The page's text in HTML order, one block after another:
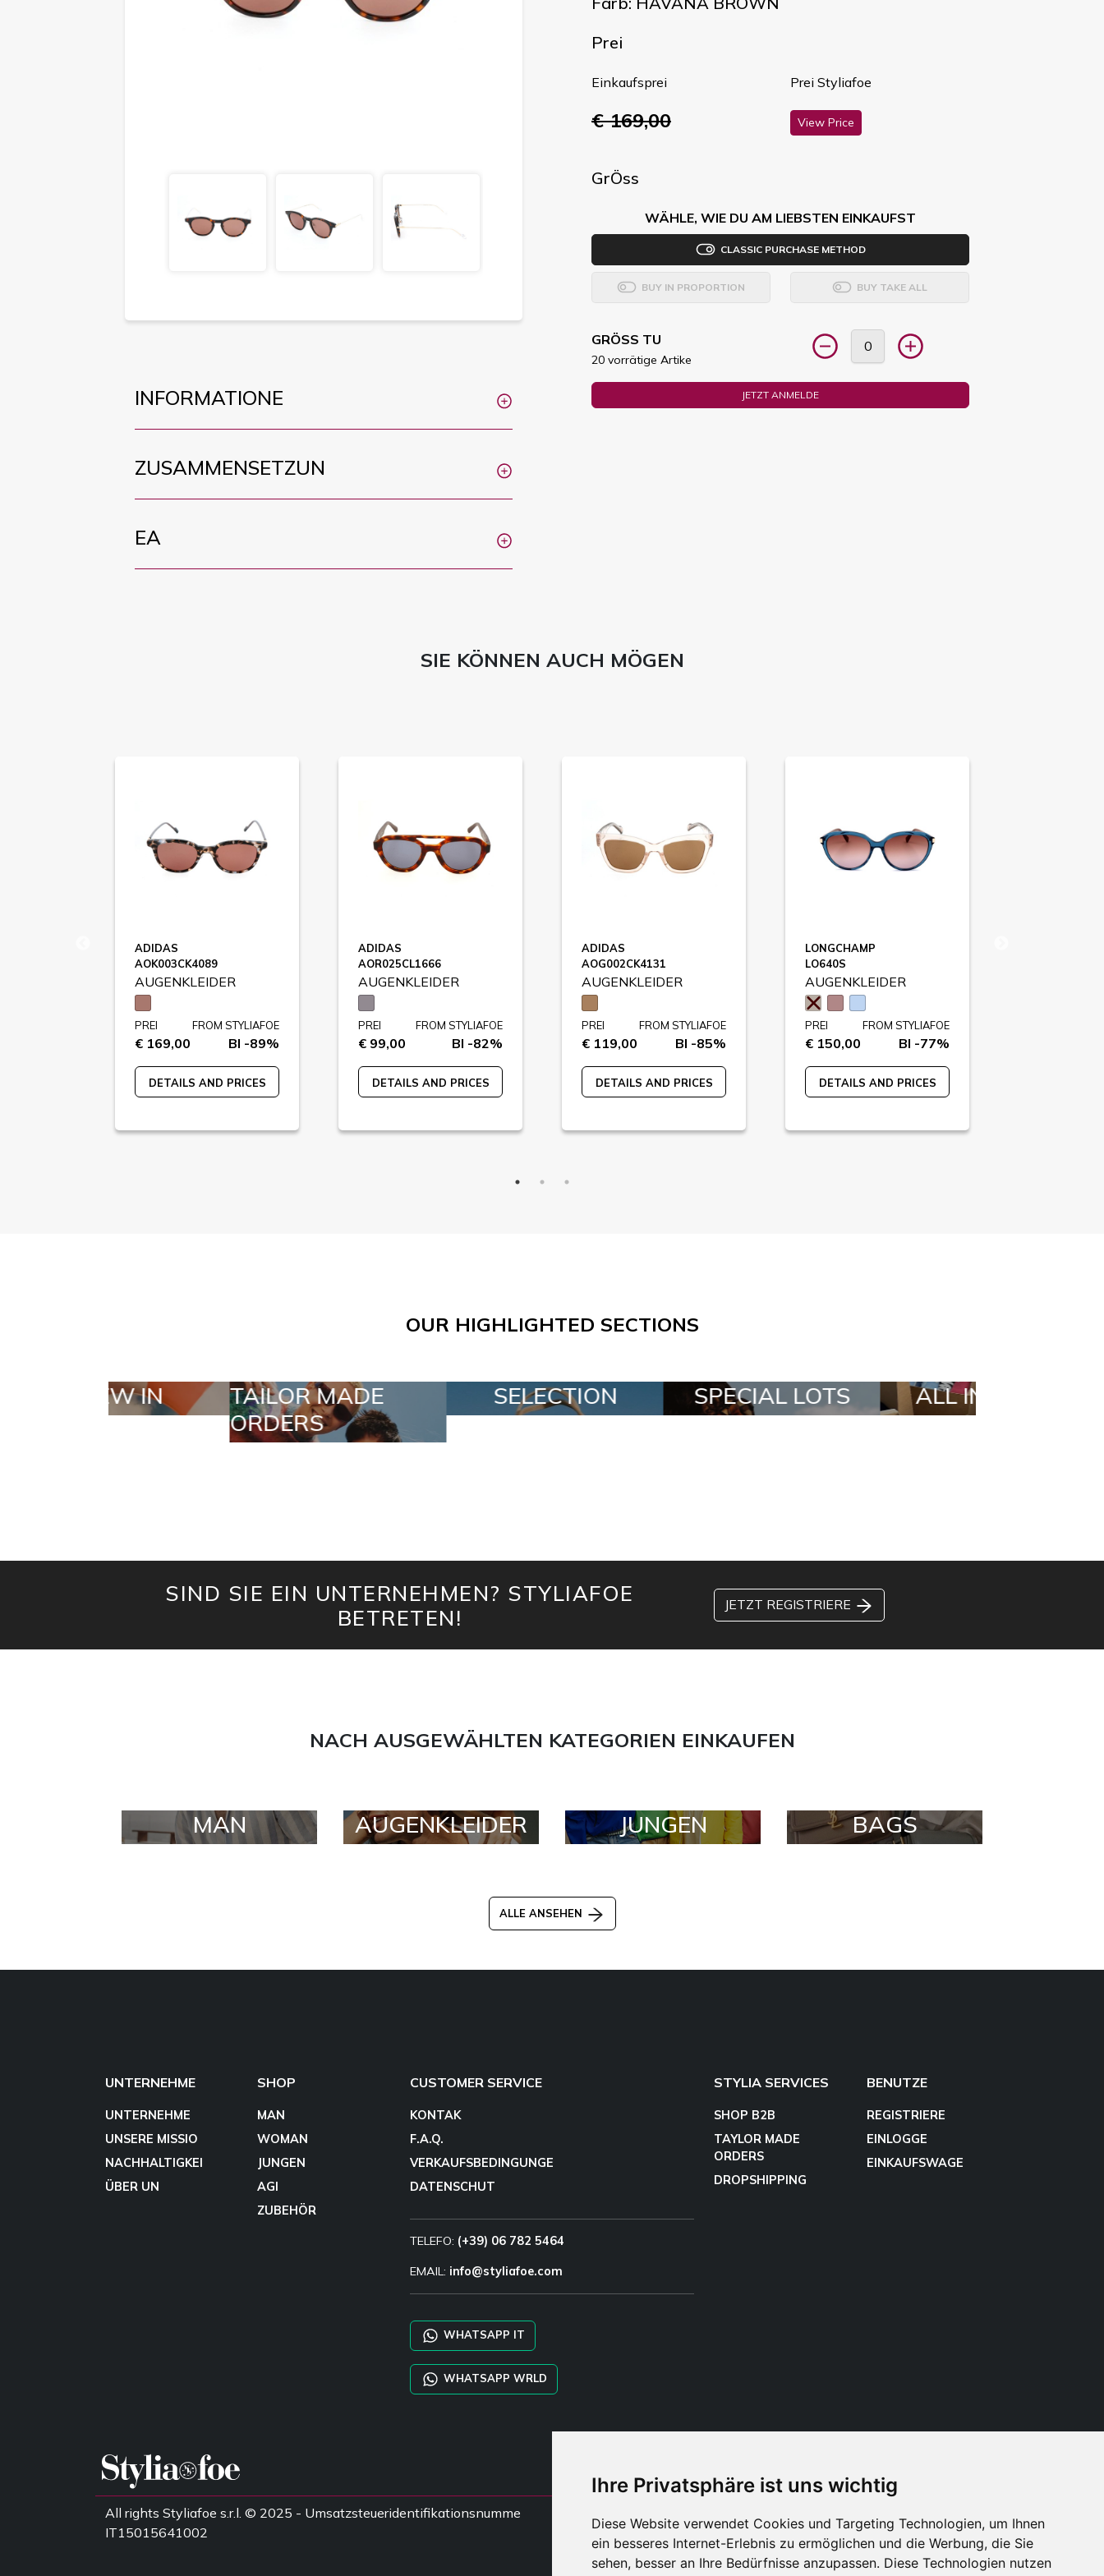
Ihre Privatsphäre ist uns wichtig
Diese Website verwendet Cookies und Targeting Technologien, um Ihnen
ein besseres Internet-Erlebnis zu ermöglichen und die Werbung, die Sie
sehen, besser an Ihre Bedürfnisse anzupassen. Diese Technologien nutzen
INFORMATIONE
ZUSAMMENSETZUN
EA
Prei
Einkaufsprei
€ 169,00
Prei Styliafoe
View Price
GrÖss
WÄHLE, WIE DU AM LIEBSTEN EINKAUFST
CLASSIC PURCHASE METHOD
BUY IN PROPORTION BUY TAKE ALL
GRÖSS TU
20 vorrätige Artike
JETZT ANMELDE
SIE KÖNNEN AUCH MÖGEN
ADIDAS
AOK003CK4089
AUGENKLEIDER
PREI
€ 169,00
FROM STYLIAFOE
BI -89%
DETAILS AND PRICES
ADIDAS
AOR025CL1666
AUGENKLEIDER
PREI
€ 99,00
FROM STYLIAFOE
BI -82%
DETAILS AND PRICES
ADIDAS
AOG002CK4131
AUGENKLEIDER
PREI
€ 119,00
FROM STYLIAFOE
BI -85%
DETAILS AND PRICES
LONGCHAMP
LO640S
AUGENKLEIDER
PREI
€ 150,00
FROM STYLIAFOE
BI -77%
DETAILS AND PRICES
OUR HIGHLIGHTED SECTIONS
TAILOR MADE
SELECTION SPECIAL LOTS ALL IN A BOX STYLIA OUTFIT
SIND SIE EIN UNTERNEHMEN? STYLIAFOE
BETRETEN!
JETZT REGISTRIERE
NACH AUSGEWÄHLTEN KATEGORIEN EINKAUFEN
MAN AUGENKLEIDER JUNGEN BAGS
ALLE ANSEHEN
UNTERNEHME
UNTERNEHME
UNSERE MISSIO
NACHHALTIGKEI
ÜBER UN
SHOP
MAN
WOMAN
JUNGEN
AGI
ZUBEHÖR
CUSTOMER SERVICE
KONTAK
F.A.Q.
VERKAUFSBEDINGUNGE
DATENSCHUT
TELEFO: (+39) 06 782 5464
EMAIL: info@styliafoe.com
WHATSAPP IT
WHATSAPP WRLD
STYLIA SERVICES
SHOP B2B
TAYLOR MADE
ORDERS
DROPSHIPPING
BENUTZE
REGISTRIERE
EINLOGGE
EINKAUFSWAGE
All rights Styliafoe s.r.l. © 2025 - Umsatzsteueridentifikationsnumme
IT15015641002
Folge uns